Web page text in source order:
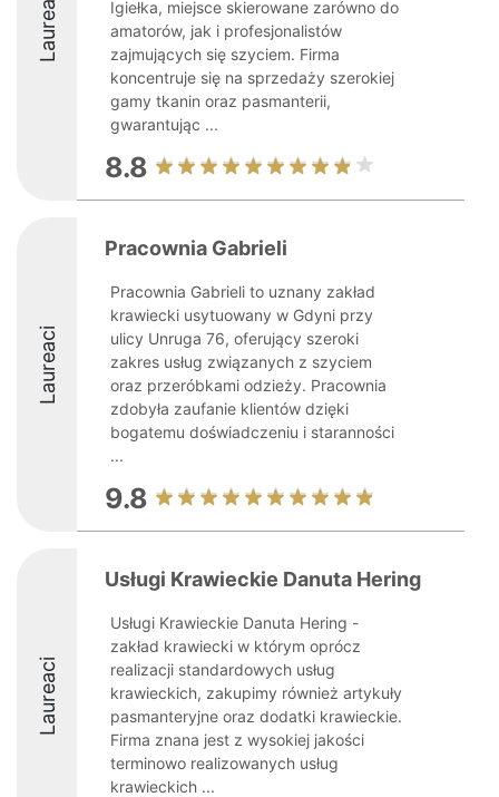
Laureaci
Igiełka, miejsce skierowane zarówno do
amatorów, jak i profesjonalistów
zajmujących się szyciem. Firma
koncentruje się na sprzedaży szerokiej
gamy tkanin oraz pasmanterii,
gwarantując ...
8.8
Laureaci
Pracownia Gabrieli
Pracownia Gabrieli to uznany zakład
krawiecki usytuowany w Gdyni przy
ulicy Unruga 76, oferujący szeroki
zakres usług związanych z szyciem
oraz przeróbkami odzieży. Pracownia
zdobyła zaufanie klientów dzięki
bogatemu doświadczeniu i staranności
...
9.8
Laureaci
Usługi Krawieckie Danuta Hering
Usługi Krawieckie Danuta Hering -
zakład krawiecki w którym oprócz
realizacji standardowych usług
krawieckich, zakupimy również artykuły
pasmanteryjne oraz dodatki krawieckie.
Firma znana jest z wysokiej jakości
terminowo realizowanych usług
krawieckich ...